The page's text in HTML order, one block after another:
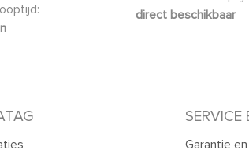
direct beschikbaar
Garantie